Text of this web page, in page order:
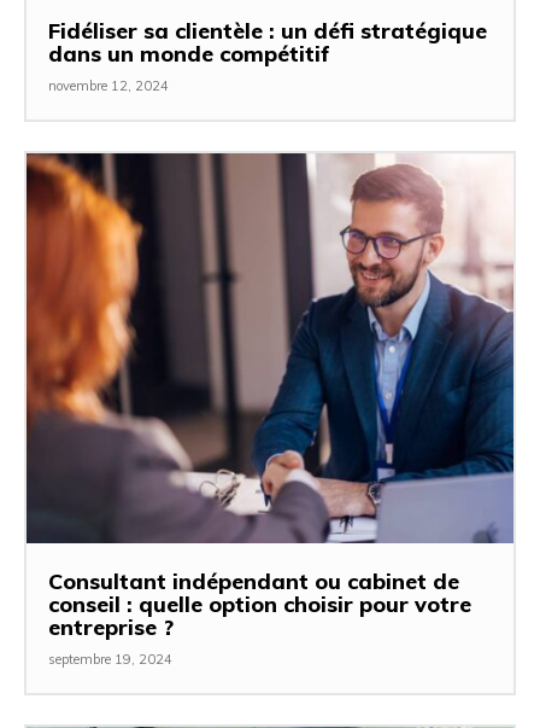
Fidéliser sa clientèle : un défi stratégique
dans un monde compétitif
novembre 12, 2024
Consultant indépendant ou cabinet de
conseil : quelle option choisir pour votre
entreprise ?
septembre 19, 2024